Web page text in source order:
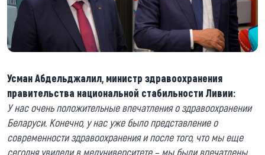
Усман Абдельджалил, министр здравоохранения
правительства национальной стабильности Ливии:
У нас очень положительные впечатления о здравоохранении
Беларуси. Конечно, у нас уже было представление о
современности здравоохранения и после того, что мы еще
сегодня увидели в медуниверситете – мы были впечатлены